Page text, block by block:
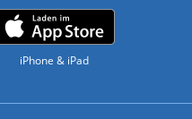
iPhone & iPad